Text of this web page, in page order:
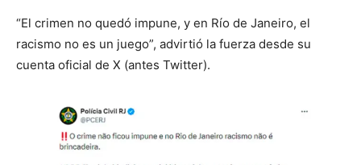
“El crimen no quedó impune, y en Río de Janeiro, el
racismo no es un juego”, advirtió la fuerza desde su
cuenta oficial de X (antes Twitter).